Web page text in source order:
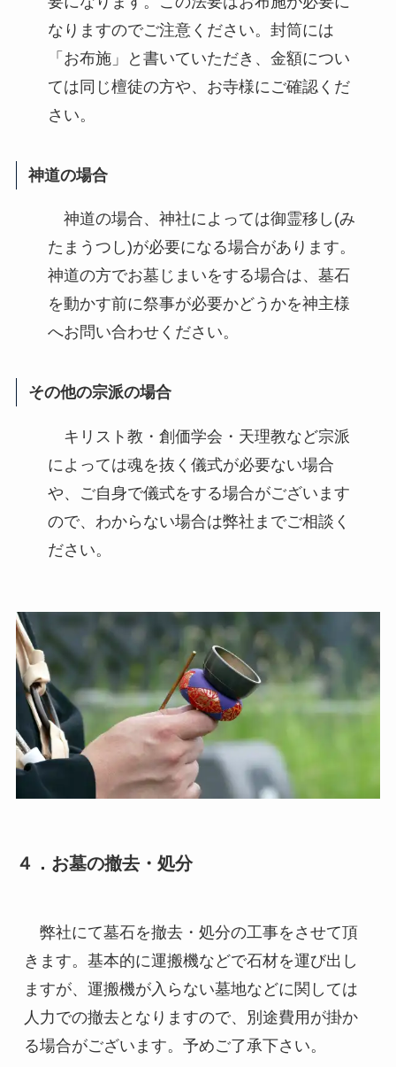
なりますのでご注意ください。封筒には
「お布施」と書いていただき、金額につい
ては同じ檀徒の方や、お寺様にご確認くだ
さい。
神道の場合
神道の場合、神社によっては御霊移し(み
たまうつし)が必要になる場合があります。
神道の方でお墓じまいをする場合は、墓石
を動かす前に祭事が必要かどうかを神主様
へお問い合わせください。
その他の宗派の場合
キリスト教・創価学会・天理教など宗派
によっては魂を抜く儀式が必要ない場合
や、ご自身で儀式をする場合がございます
ので、わからない場合は弊社までご相談く
ださい。
４．お墓の撤去・処分
弊社にて墓石を撤去・処分の工事をさせて頂
きます。基本的に運搬機などで石材を運び出し
ますが、運搬機が入らない墓地などに関しては
人力での撤去となりますので、別途費用が掛か
る場合がございます。予めご了承下さい。